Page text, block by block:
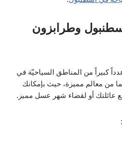
وطرابزون
كبيراً من المناطق السياحيّة في
من معالم مميزة، حيث بإمكانك
مع عائلتك أو لقضاء شهر عسل مميز.